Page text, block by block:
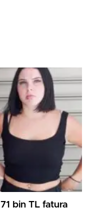
bin TL fatura